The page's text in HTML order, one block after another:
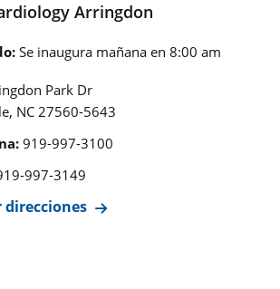
Arringdon
Se inaugura mañana en 8:00 am
Park Dr
, NC 27560-5643
919-997-3100
997-3149
direcciones